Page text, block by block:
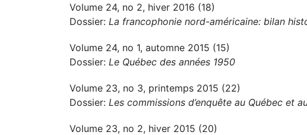
Volume 24, no 2, hiver 2016 (18)
Dossier: La francophonie nord-américaine: bilan
Volume 24, no 1, automne 2015 (15)
Dossier: Le Québec des années 1950
Volume 23, no 3, printemps 2015 (22)
Dossier: Les commissions d’enquête au Québec et
Volume 23, no 2, hiver 2015 (20)